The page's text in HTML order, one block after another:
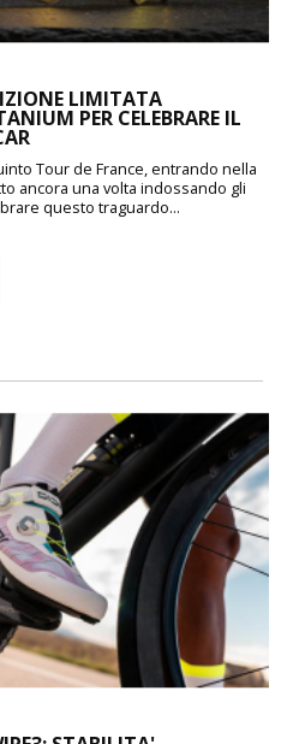
LIMITATA
PER CELEBRARE IL
Tour de France, entrando nella
ancora una volta indossando gli
questo traguardo...